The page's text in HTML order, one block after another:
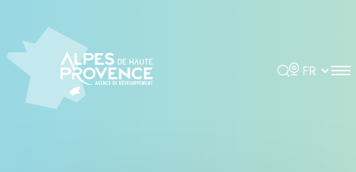
Rechercher
Choisir la